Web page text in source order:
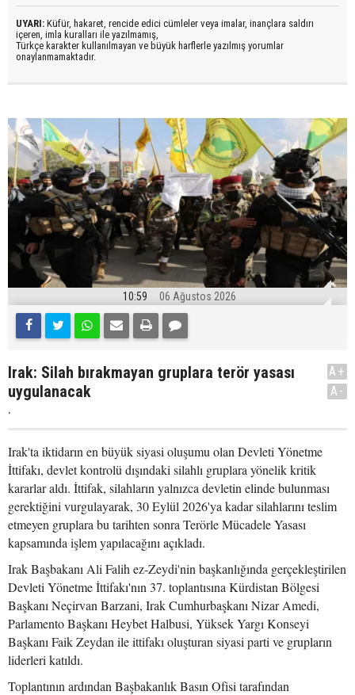
UYARI: Küfür, hakaret, rencide edici cümleler veya imalar, inançlara saldırı
içeren, imla kuralları ile yazılmamış,
Türkçe karakter kullanılmayan ve büyük harflerle yazılmış yorumlar
onaylanmamaktadır.
10:59 06 Ağustos 2026
Irak: Silah bırakmayan gruplara terör yasası
uygulanacak
.
A+
A-
Irak'ta iktidarın en büyük siyasi oluşumu olan Devleti Yönetme
İttifakı, devlet kontrolü dışındaki silahlı gruplara yönelik kritik
kararlar aldı. İttifak, silahların yalnızca devletin elinde bulunması
gerektiğini vurgulayarak, 30 Eylül 2026'ya kadar silahlarını teslim
etmeyen gruplara bu tarihten sonra Terörle Mücadele Yasası
kapsamında işlem yapılacağını açıkladı.
Irak Başbakanı Ali Falih ez-Zeydi'nin başkanlığında gerçekleştirilen
Devleti Yönetme İttifakı'nın 37. toplantısına Kürdistan Bölgesi
Başkanı Neçirvan Barzani, Irak Cumhurbaşkanı Nizar Amedi,
Parlamento Başkanı Heybet Halbusi, Yüksek Yargı Konseyi
Başkanı Faik Zeydan ile ittifakı oluşturan siyasi parti ve grupların
liderleri katıldı.
Toplantının ardından Başbakanlık Basın Ofisi tarafından